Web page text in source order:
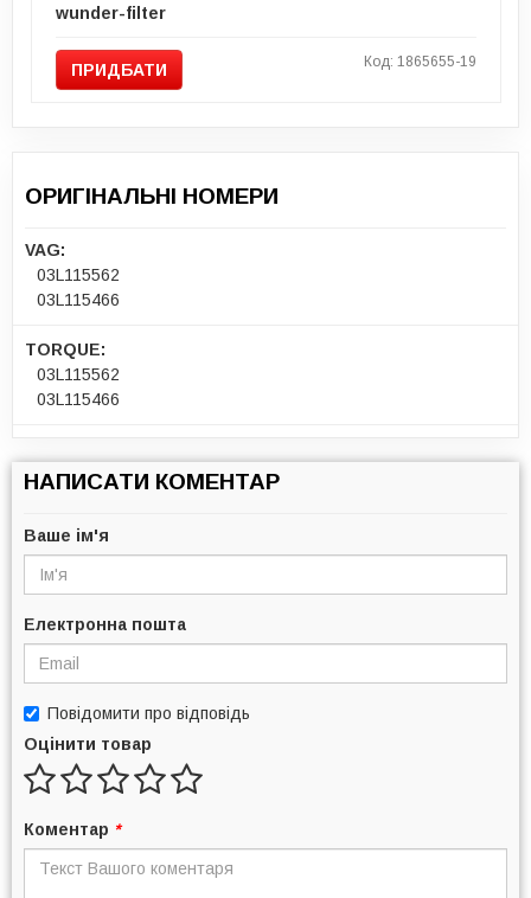
wunder-filter
ПРИДБАТИ Код: 1865655-19
ОРИГІНАЛЬНІ НОМЕРИ
VAG:
03L115562
03L115466
TORQUE:
03L115562
03L115466
НАПИСАТИ КОМЕНТАР
Ваше ім'я
Електронна пошта
Повідомити про відповідь
Оцінити товар
Коментар *